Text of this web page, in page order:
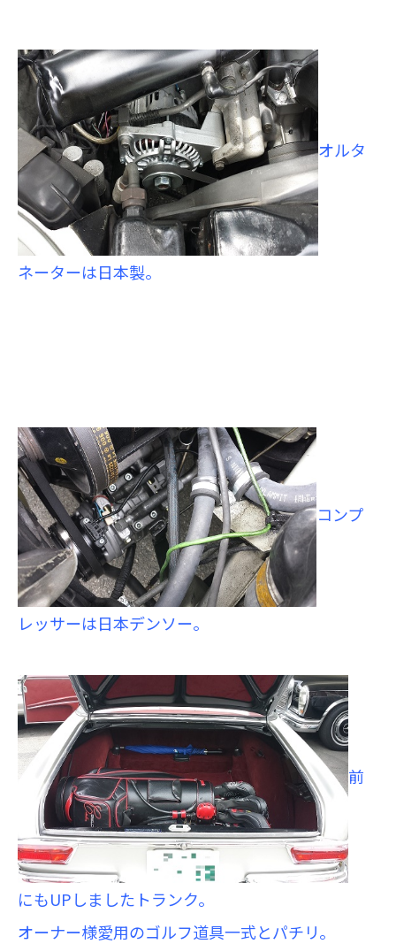
オルタ
ネーターは日本製。
コンプ
レッサーは日本デンソー。
前
にもUPしましたトランク。
オーナー様愛用のゴルフ道具一式とパチリ。